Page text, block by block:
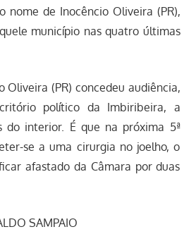
nome de Inocêncio Oliveira (PR),
município nas quatro últimas
Oliveira (PR) concedeu audiência,
político da Imbiribeira, a
do interior. É que na próxima 5ª
se a uma cirurgia no joelho, o
afastado da Câmara por duas
SAMPAIO